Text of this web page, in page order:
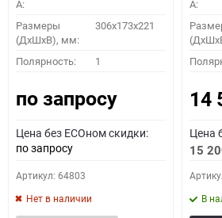
A:
Размеры
(ДхШхВ), мм:
306x173x221
Полярность: 1
по запросу
Цена без ECOном скидки:
по запросу
Артикул: 64803
Нет в наличии
A:
14
Цена
15
В